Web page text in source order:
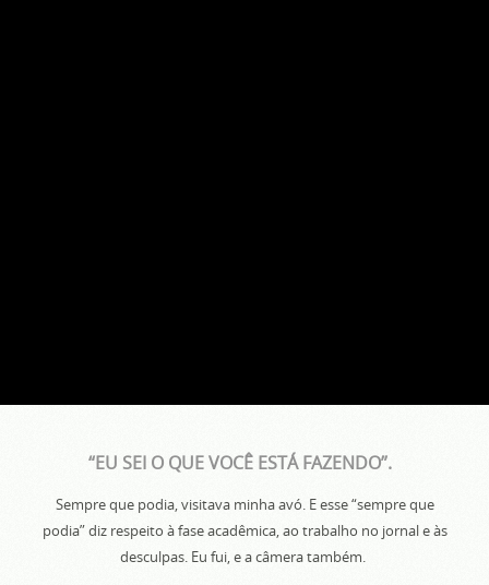
“EU SEI O QUE VOCÊ ESTÁ FAZENDO”.
Sempre que podia, visitava minha avó. E esse “sempre que
podia” diz respeito à fase acadêmica, ao trabalho no jornal e às
desculpas. Eu fui, e a câmera também.